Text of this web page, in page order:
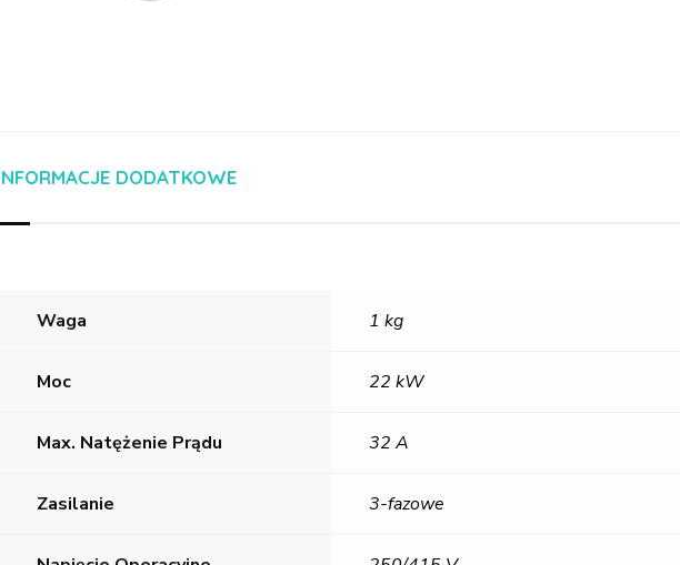
DODATKOWE
Waga 1 kg
Moc 22 kW
Max. Natężenie Prądu 32 A
Zasilanie 3-fazowe